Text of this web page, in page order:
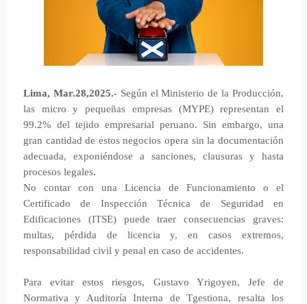
Lima, Mar.28,2025.-Según el Ministerio de la Producción,
las micro y pequeñas empresas (MYPE) representan el
99.2% del tejido empresarial peruano. Sin embargo, una
gran cantidad de estos negocios opera sin la documentación
adecuada, exponiéndose a sanciones, clausuras y hasta
procesos legales.
No contar con una Licencia de Funcionamiento o el
Certificado de Inspección Técnica de Seguridad en
Edificaciones (ITSE) puede traer consecuencias graves:
multas, pérdida de licencia y, en casos extremos,
responsabilidad civil y penal en caso de accidentes.
Para evitar estos riesgos, Gustavo Yrigoyen, Jefe de
Normativa y Auditoría Interna de Tgestiona, resalta los